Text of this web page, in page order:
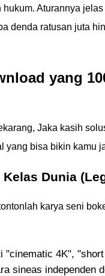
Aturannya jelas
denda ratusan juta
yang
Jaka kasih
bisa bikin kamu
Dunia
karya seni
"cinematic 4K",
sineas independen